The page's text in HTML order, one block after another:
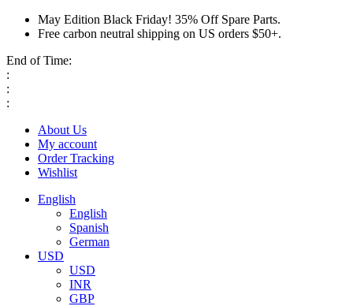
May Edition Black Friday! 35% Off Spare Parts.
Free carbon neutral shipping on US orders $50+.
End of Time:
:
:
:
About Us
My account
Order Tracking
Wishlist
English
English
Spanish
German
USD
USD
INR
GBP